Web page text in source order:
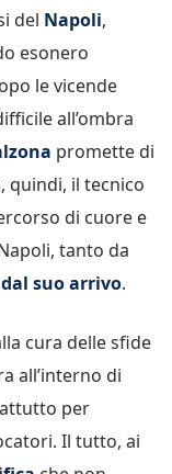
del Napoli,
esonero
le vicende
all’ombra
promette di
quindi, il tecnico
di cuore e
tanto da
suo arrivo.
cura delle sfide
all’interno di
per
Il tutto, ai